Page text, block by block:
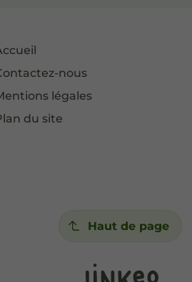
nous
légales
du site
Haut de page